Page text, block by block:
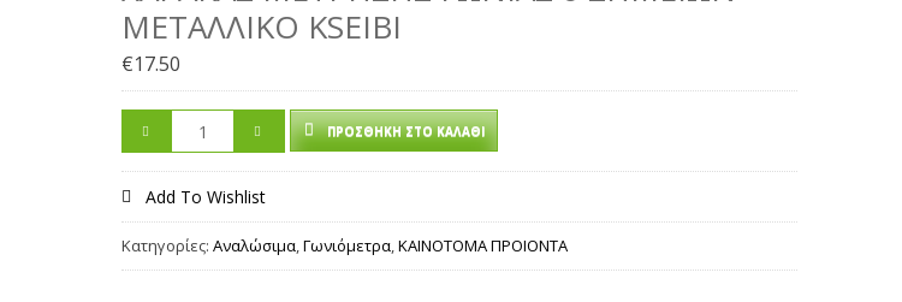
ΜΕΤΑΛΛΙΚΟ KSEIBI
€17.50
ΠΡΟΣΘΉΚΗ ΣΤΟ ΚΑΛΆΘΙ
Add To Wishlist
Κατηγορίες:Αναλώσιμα,Γωνιόμετρα,ΚΑΙΝΟΤΟΜΑ ΠΡΟΙΟΝΤΑ